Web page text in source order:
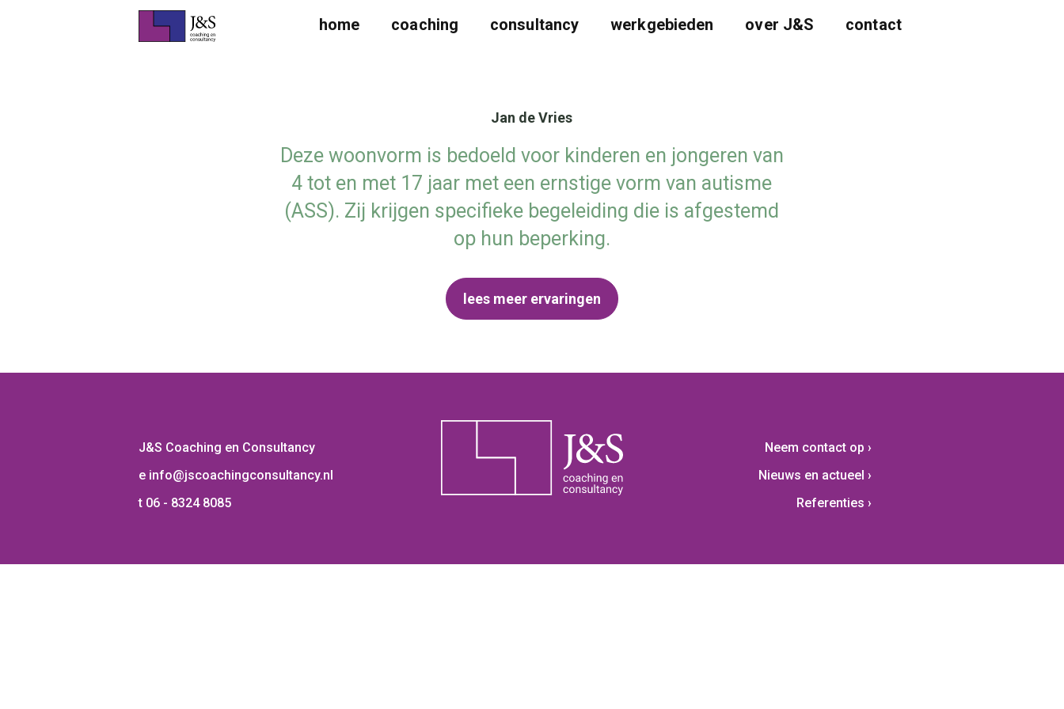
home coaching consultancy werkgebieden over J&S contact
Jan de Vries
Deze woonvorm is bedoeld voor kinderen en jongeren van
4 tot en met 17 jaar met een ernstige vorm van autisme
(ASS). Zij krijgen specifieke begeleiding die is afgestemd
op hun beperking.
lees meer ervaringen
J&S Coaching en Consultancy
e info@jscoachingconsultancy.nl
t 06 - 8324 8085
Neem contact op
Nieuws en actueel
Referenties